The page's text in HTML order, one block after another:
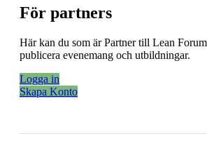
För partners
Här kan du som är Partner till Lean
publicera evenemang och utbildningar.
Logga in
Skapa Konto